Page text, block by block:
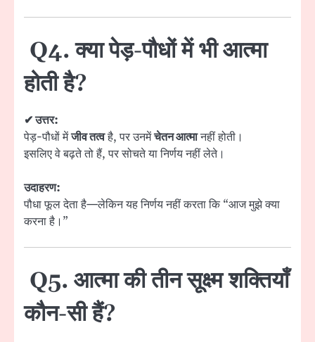
Q4. क्या पेड़-पौधों में भी आत्मा
होती है?
✔ उत्तर:
पेड़-पौधों मेंजीव तत्वहै, पर उनमेंचेतन आत्मानहीं होती।
इसलिए वे बढ़ते तो हैं, पर सोचते या निर्णय नहीं लेते।
उदाहरण:
पौधा फूल देता है—लेकिन यह निर्णय नहीं करता कि “आज मुझे क्या
करना है।”
Q5. आत्मा की तीन सूक्ष्म शक्तियाँ
कौन-सी हैं?